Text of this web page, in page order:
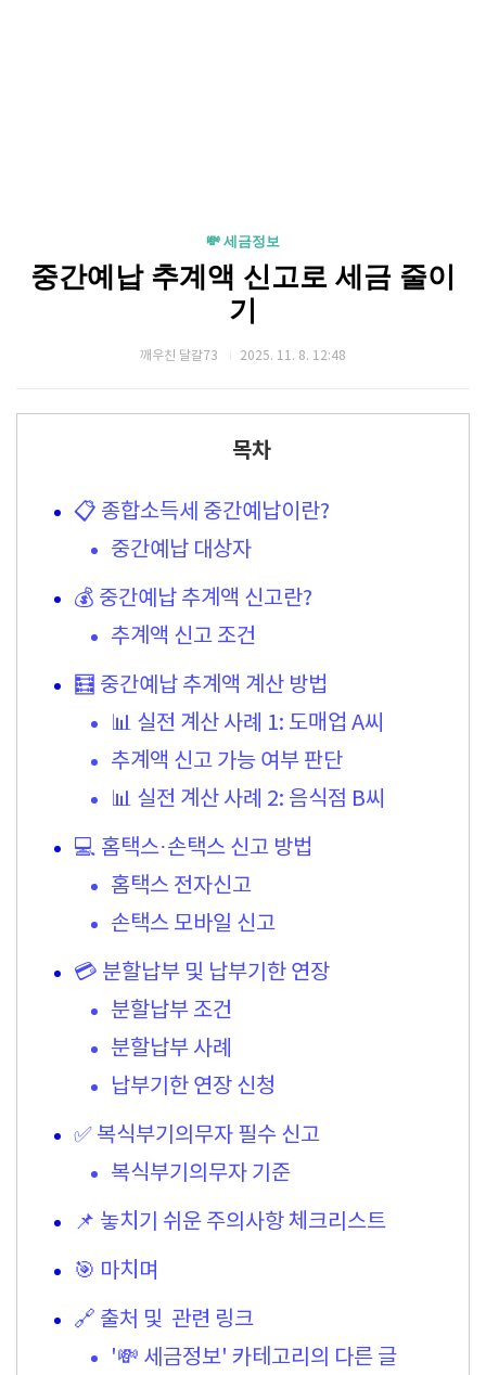
💸 세금정보
중간예납 추계액 신고로 세금 줄이
기
깨우친 달걀73 2025. 11. 8. 12:48
목차
📋 종합소득세 중간예납이란?
중간예납 대상자
💰 중간예납 추계액 신고란?
추계액 신고 조건
🧮 중간예납 추계액 계산 방법
📊 실전 계산 사례 1: 도매업 A씨
추계액 신고 가능 여부 판단
📊 실전 계산 사례 2: 음식점 B씨
💻 홈택스·손택스 신고 방법
홈택스 전자신고
손택스 모바일 신고
💳 분할납부 및 납부기한 연장
분할납부 조건
분할납부 사례
납부기한 연장 신청
✅ 복식부기의무자 필수 신고
복식부기의무자 기준
📌 놓치기 쉬운 주의사항 체크리스트
🎯 마치며
🔗 출처 및 관련 링크
'💸 세금정보' 카테고리의 다른 글